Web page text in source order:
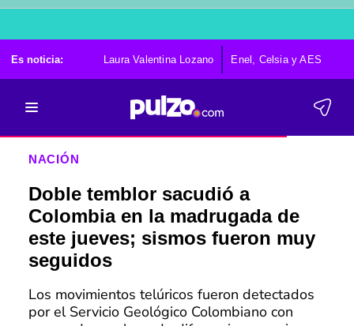
Es noticia: Laura Valentina Lozano Enel, Celsia y AES
NACIÓN
Doble temblor sacudió a
Colombia en la madrugada de
este jueves; sismos fueron muy
seguidos
Los movimientos telúricos fueron detectados
por el Servicio Geológico Colombiano con